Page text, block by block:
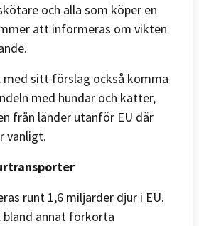
och alla som köper en
att informeras om vikten
med sitt förslag också komma
med hundar och katter,
från länder utanför EU där
vanligt.
runt 1,6 miljarder djur i EU.
bland annat förkorta